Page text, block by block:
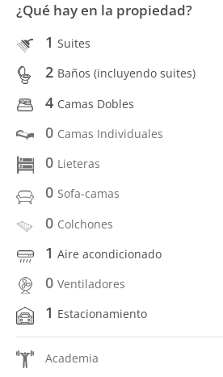
¿Qué hay en la propiedad?
1 Suites
2 Baños (incluyendo suites)
4 Camas Dobles
0 Camas Individuales
0 Lieteras
0 Sofa-camas
0 Colchones
1 Aire acondicionado
0 Ventiladores
1 Estacionamiento
Academia